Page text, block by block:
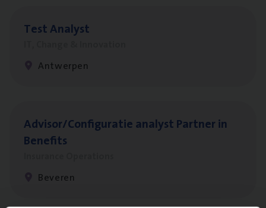
Test Ana­lyst
Antwerpen
Advisor/​Configuratie ana­lyst Part­ner in
Benefits
Beveren